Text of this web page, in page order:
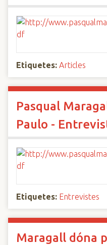
Etiquetes: Articles
Pasqual
Paulo -
Etiquetes: Entrevistes
Maragall dóna